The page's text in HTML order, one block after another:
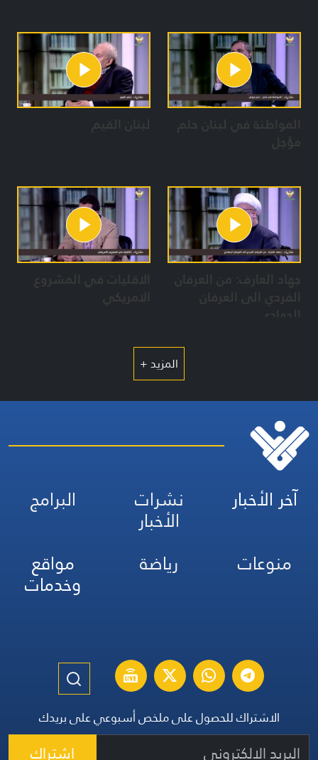
المواطنة في لبنان حلم
مؤجل
لبنان القيم
جهاد العارف: من العرفان
الفردي الى العرفان
الجهادي
الاقليات في المشروع
الامريكي
المزيد +
آخر الأخبار نشرات
الأخبار
البرامج
منوعات
رياضة مواقع
وخدمات
الاشتراك للحصول على ملخص أسبوعي على بريدك
اشتراك